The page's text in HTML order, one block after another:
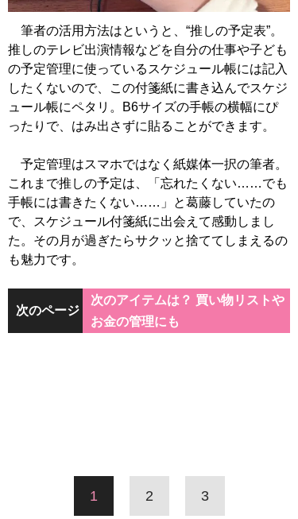
筆者の活用方法はというと、“推しの予定表”。
推しのテレビ出演情報などを自分の仕事や子ども
の予定管理に使っているスケジュール帳には記入
したくないので、この付箋紙に書き込んでスケジ
ュール帳にペタリ。B6サイズの手帳の横幅にぴ
ったりで、はみ出さずに貼ることができます。
予定管理はスマホではなく紙媒体一択の筆者。
これまで推しの予定は、「忘れたくない……でも
手帳には書きたくない……」と葛藤していたの
で、スケジュール付箋紙に出会えて感動しまし
た。その月が過ぎたらサクッと捨ててしまえるの
も魅力です。
次のページ
次のアイテムは？ 買い物リストや
お金の管理にも
1 2 3